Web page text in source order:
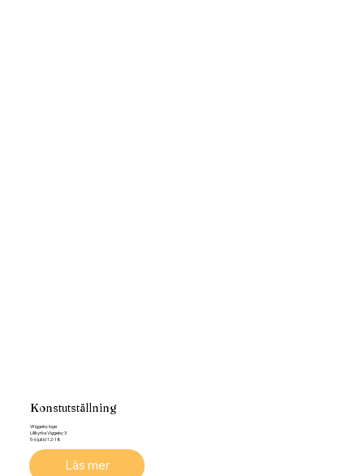
Konstutställning
Wiggeby loge
Lillkyrka Viggeby 3
5-6 juli kl 12-18
Läs mer